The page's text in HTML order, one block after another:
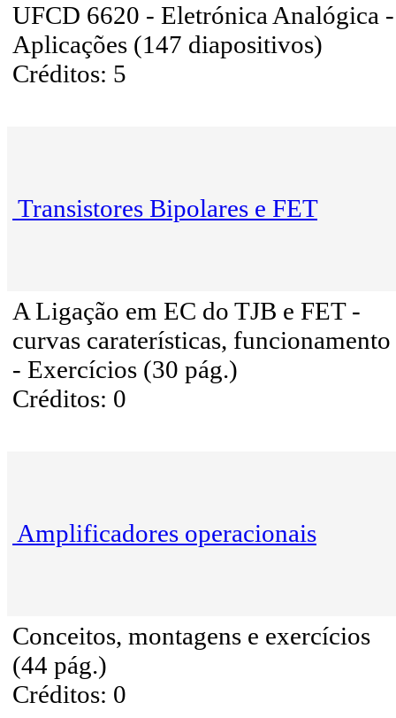
UFCD 6620 - Eletrónica Analógica -
Aplicações (147 diapositivos)
Créditos: 5
Transistores Bipolares e FET
A Ligação em EC do TJB e FET -
curvas caraterísticas, funcionamento
- Exercícios (30 pág.)
Créditos: 0
Amplificadores operacionais
Conceitos, montagens e exercícios
(44 pág.)
Créditos: 0